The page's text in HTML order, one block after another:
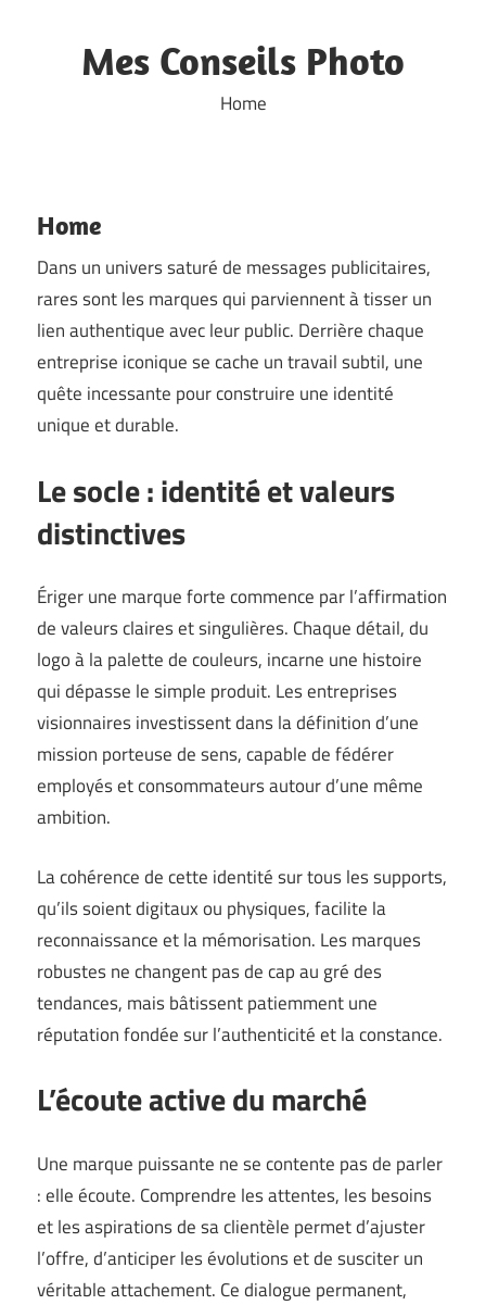
contentMes Conseils Photo
Home
Home
Dans un univers saturé de messages publicitaires,
rares sont les marques qui parviennent à tisser un
lien authentique avec leur public. Derrière chaque
entreprise iconique se cache un travail subtil, une
quête incessante pour construire une identité
unique et durable.
Le socle : identité et valeurs
distinctives
Ériger une marque forte commence par l’affirmation
de valeurs claires et singulières. Chaque détail, du
logo à la palette de couleurs, incarne une histoire
qui dépasse le simple produit. Les entreprises
visionnaires investissent dans la définition d’une
mission porteuse de sens, capable de fédérer
employés et consommateurs autour d’une même
ambition.
La cohérence de cette identité sur tous les supports,
qu’ils soient digitaux ou physiques, facilite la
reconnaissance et la mémorisation. Les marques
robustes ne changent pas de cap au gré des
tendances, mais bâtissent patiemment une
réputation fondée sur l’authenticité et la constance.
L’écoute active du marché
Une marque puissante ne se contente pas de parler
: elle écoute. Comprendre les attentes, les besoins
et les aspirations de sa clientèle permet d’ajuster
l’offre, d’anticiper les évolutions et de susciter un
véritable attachement. Ce dialogue permanent,